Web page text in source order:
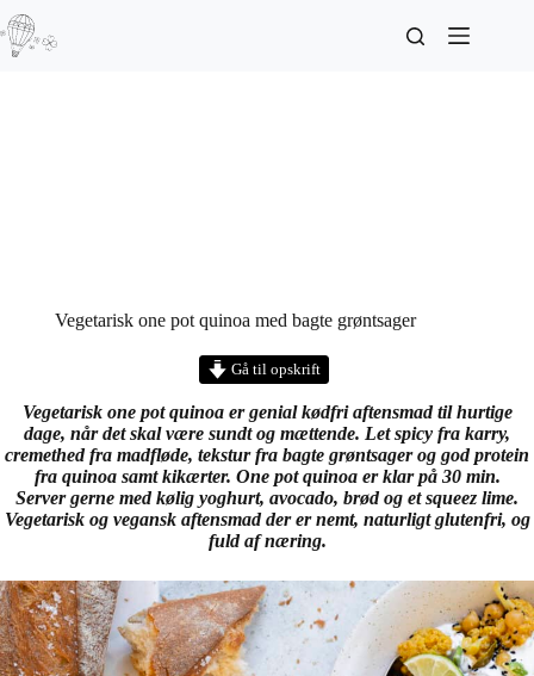
Vegetarisk one pot quinoa med bagte grøntsager
Gå til opskrift
Vegetarisk one pot quinoa er genial kødfri aftensmad til hurtige
dage, når det skal være sundt og mættende. Let spicy fra karry,
cremethed fra madfløde, tekstur fra bagte grøntsager og god protein
fra quinoa samt kikærter. One pot quinoa er klar på 30 min.
Server gerne med kølig yoghurt, avocado, brød og et squeez lime.
Vegetarisk og vegansk aftensmad der er nemt, naturligt glutenfri, og
fuld af næring.